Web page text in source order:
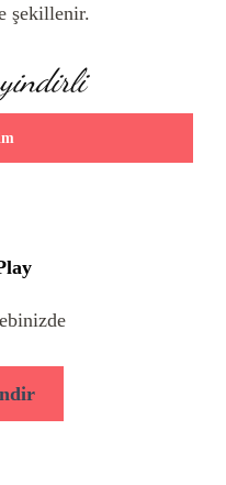
şekillenir.